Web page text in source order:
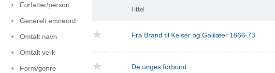
Forfatter/person
Generelt emneord
Omtalt navn
Omtalt verk
Form/genre
Tittel
Fra Brand til Keiser og Galilæer 1866-73
De unges forbund